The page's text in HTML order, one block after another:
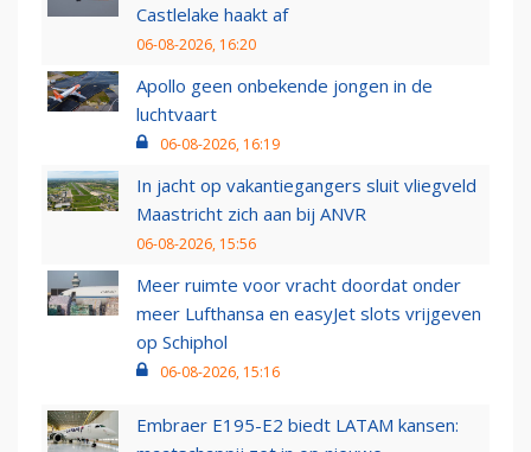
Castlelake haakt af
06-08-2026, 16:20
Apollo geen onbekende jongen in de
luchtvaart
06-08-2026, 16:19
In jacht op vakantiegangers sluit vliegveld
Maastricht zich aan bij ANVR
06-08-2026, 15:56
Meer ruimte voor vracht doordat onder
meer Lufthansa en easyJet slots vrijgeven
op Schiphol
06-08-2026, 15:16
Embraer E195-E2 biedt LATAM kansen: